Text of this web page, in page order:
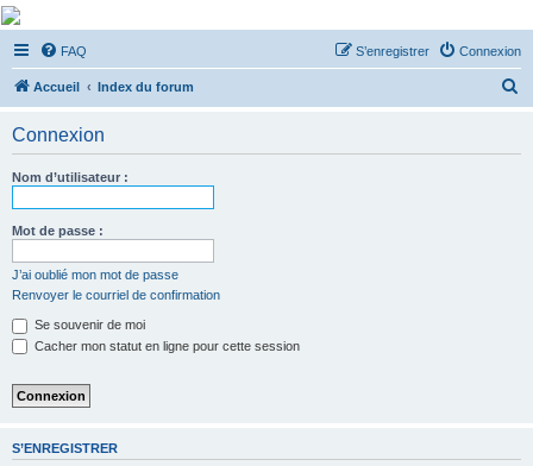
De Musicae Militari -
Forums
Forums de discussions
FAQ Connexion
S’enregistrer
Accueil Index du forum
Connexion
Nom d’utilisateur :
Mot de passe :
J’ai oublié mon mot de passe
Renvoyer le courriel de confirmation
Se souvenir de moi
Cacher mon statut en ligne pour cette session
S’ENREGISTRER